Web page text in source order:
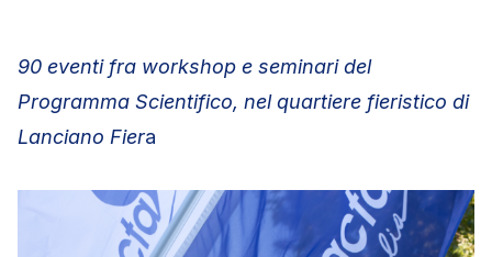
90 eventi fra workshop e seminari del
Programma Scientifico, nel quartiere fieristico di
Lanciano Fiera